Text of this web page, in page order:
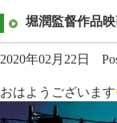
堀潤監督作品
2020年02月22日
おはようございます